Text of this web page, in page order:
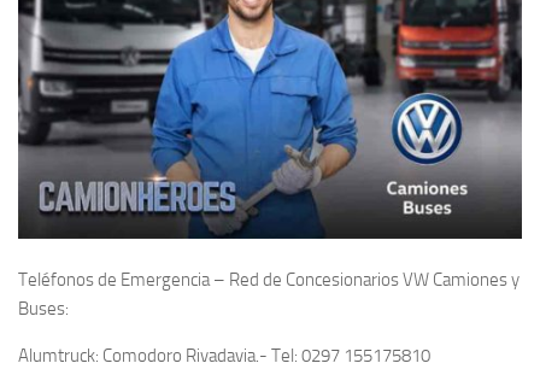
Teléfonos de Emergencia – Red de Concesionarios VW Camiones y
Buses:
Alumtruck: Comodoro Rivadavia.- Tel: 0297 155175810